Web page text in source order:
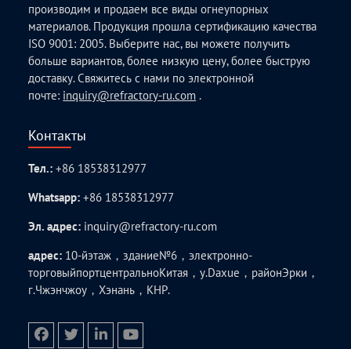
производим и продаем все виды огнеупорных
материалов. Продукция прошла сертификацию качества
ISO 9001: 2005. Выберите нас, вы можете получить
больше вариантов, более низкую цену, более быструю
доставку. Свяжитесь с нами по электронной
почте: inquiry@refractory-ru.com .
Контакты
Тел.:+86 18538312977
Whatsapp:+86 18538312977
Эл. адрес: inquiry@refractory-ru.com
адрес: 10-йэтаж，здание№6，электронно-
торговыйпортцентральноКитая，у.Daxue，районЭрки，
г.Чжэнчжоу，Хэнань，КНР.